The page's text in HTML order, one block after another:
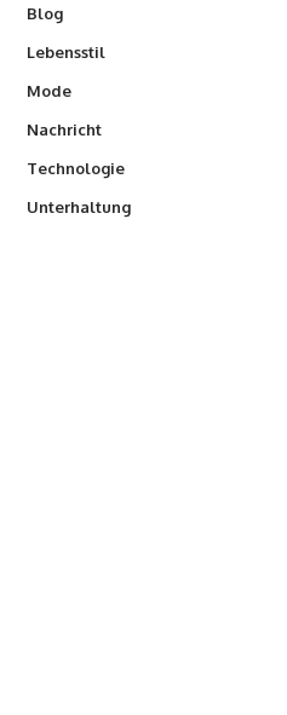
Blog
Lebensstil
Mode
Nachricht
Technologie
Unterhaltung